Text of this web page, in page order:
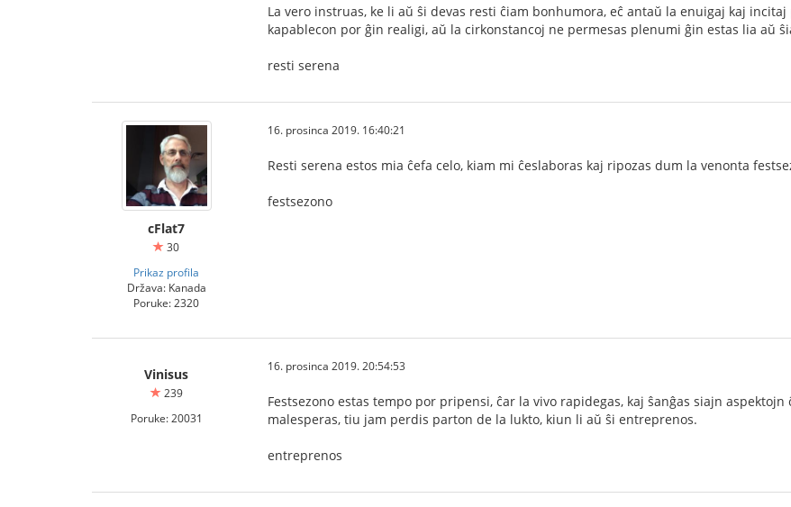
La vero instruas, ke li aŭ ŝi devas resti ĉiam bonhumora, eĉ antaŭ la enuigaj kaj
kapablecon por ĝin realigi, aŭ la cirkonstancoj ne permesas plenumi ĝin estas lia aŭ
resti serena
cFlat7
30
Prikaz profila
Država: Kanada
Poruke: 2320
16. prosinca 2019. 16:40:21
Resti serena estos mia ĉefa celo, kiam mi ĉeslaboras kaj ripozas dum la venonta
festsezono
Vinisus
239
Poruke: 20031
16. prosinca 2019. 20:54:53
Festsezono estas tempo por pripensi, ĉar la vivo rapidegas, kaj ŝanĝas siajn
malesperas, tiu jam perdis parton de la lukto, kiun li aŭ ŝi entreprenos.
entreprenos